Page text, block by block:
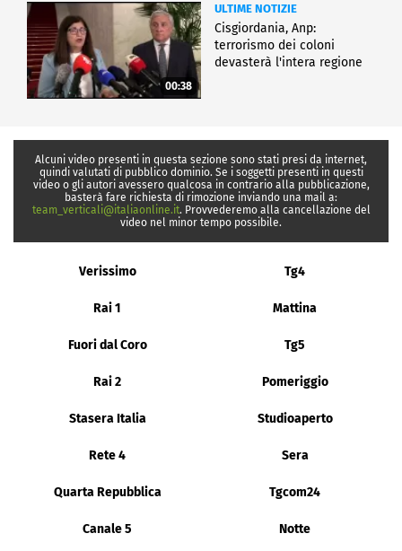
00:38
ULTIME NOTIZIE
Cisgiordania, Anp:
terrorismo dei coloni
devasterà l'intera regione
Alcuni video presenti in questa sezione sono stati presi da internet,
quindi valutati di pubblico dominio. Se i soggetti presenti in questi
video o gli autori avessero qualcosa in contrario alla pubblicazione,
basterà fare richiesta di rimozione inviando una mail a:
team_verticali@italiaonline.it. Provvederemo alla cancellazione del
video nel minor tempo possibile.
Verissimo Tg4
Rai 1 Mattina
Fuori dal Coro Tg5
Rai 2 Pomeriggio
Stasera Italia Studioaperto
Rete 4 Sera
Quarta Repubblica Tgcom24
Canale 5 Notte